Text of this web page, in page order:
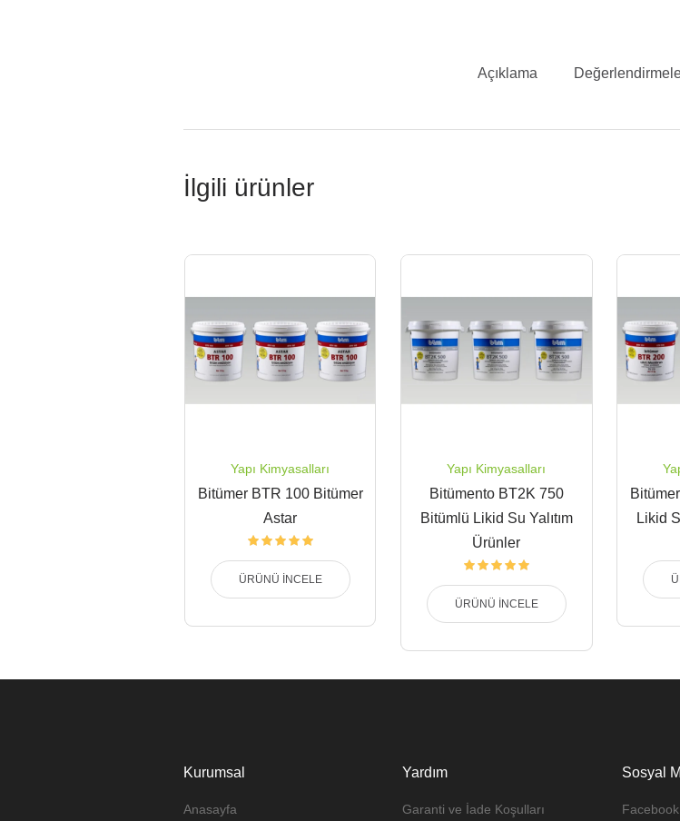
Açıklama
İlgili ürünler
Yapı Kimyasalları
Bitümer BTR 100 Bitümer
Astar
ÜRÜNÜ İNCELE
Yapı Kimyasalları
Bitümento BT2K 750
Bitümlü Likid Su Yalıtım
Ürünler
ÜRÜNÜ İNCELE
Likid
Kurumsal
Anasayfa
Yardım
Garanti ve İade Koşulları
Sosyal
Facebook